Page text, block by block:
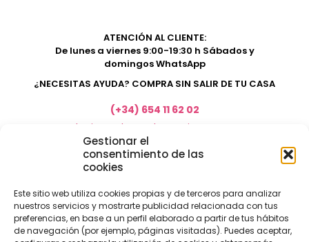
Gestionar el
consentimiento de las
cookies
Este sitio web utiliza cookies propias y de terceros para analizar
nuestros servicios y mostrarte publicidad relacionada con tus
preferencias, en base a un perfil elaborado a partir de tus hábitos
de navegación (por ejemplo, páginas visitadas). Puedes aceptar,
ATENCIÓN AL CLIENTE:
De lunes a viernes 9:00-19:30 h Sábados y
domingos WhatsApp
¿NECESITAS AYUDA? COMPRA SIN SALIR DE TU CASA
(+34) 654 11 62 02
marketing@electrodomesticosacosta.es
Tienda de muebles en Fuengirola
Tienda de muebles en Torremolinos
Tienda de muebles en Benalmádena
Tienda de muebles en el Rincón de la Victoria